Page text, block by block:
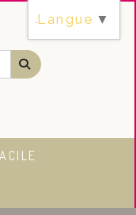
Langue ▼